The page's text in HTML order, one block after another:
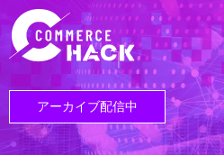
アーカイブ配信中